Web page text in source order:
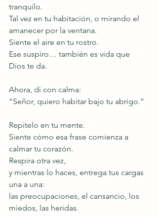
tranquilo.
Tal vez en tu habitación, o mirando el
amanecer por la ventana.
Siente el aire en tu rostro.
Ese suspiro… también es vida que
Dios te da.
Ahora, di con calma:
“Señor, quiero habitar bajo tu abrigo.”
Repítelo en tu mente.
Siente cómo esa frase comienza a
calmar tu corazón.
Respira otra vez,
y mientras lo haces, entrega tus cargas
una a una:
las preocupaciones, el cansancio, los
miedos, las heridas.